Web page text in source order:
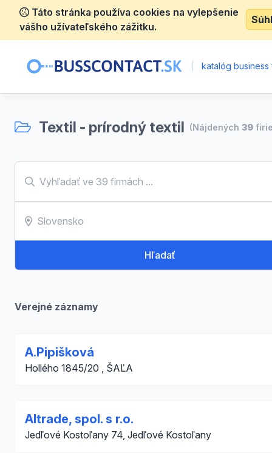
Táto stránka používa cookies na vylepšenie
vášho užívateľského zážitku.
katalóg business
Textil - prírodný textil (Nájdených 39
Hľadať
Verejné záznamy
A.Pipišková
Hollého 1845/20 , ŠAĽA
Altrade, spol. s r.o.
Jedľové Kostoľany 74, Jedľové Kostoľany